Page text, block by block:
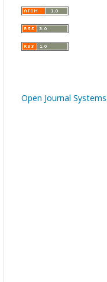
Open Journal Systems